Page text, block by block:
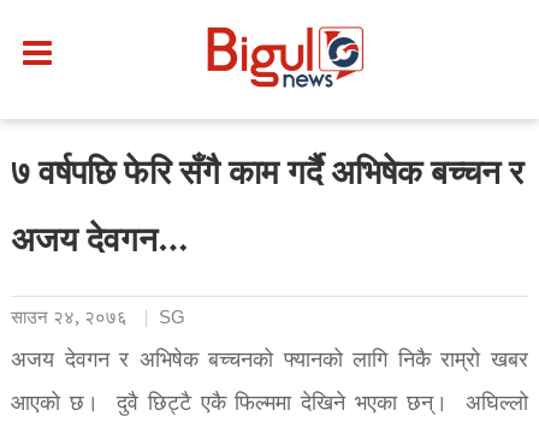
७ वर्षपछि फेरि सँगै काम गर्दै अभिषेक बच्चन र
अजय देवगन…
साउन २४, २०७६ SG
अजय देवगन र अभिषेक बच्चनको फ्यानको लागि निकै राम्रो खबर
आएको छ। दुवै छिट्टै एकै फिल्ममा देखिने भएका छन्। अघिल्लो